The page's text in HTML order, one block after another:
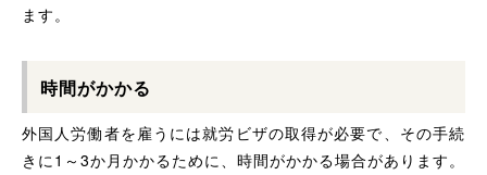
ます。
時間がかかる
外国人労働者を雇うには就労ビザの取得が必要で、その手続
きに1～3か月かかるために、時間がかかる場合があります。